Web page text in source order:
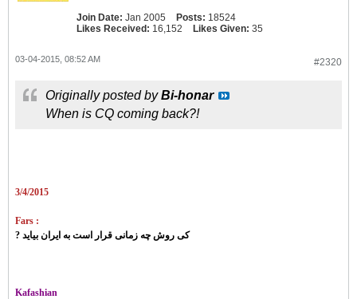
Join Date: Jan 2005 Posts: 18524
Likes Received: 16,152 Likes Given: 35
#2320
03-04-2015, 08:52 AM
Originally posted byBi-honar
When is CQ coming back?!
3/4/2015
Fars :
? کی روش چه زمانی قرار است به ایران بیاید
Kafashian